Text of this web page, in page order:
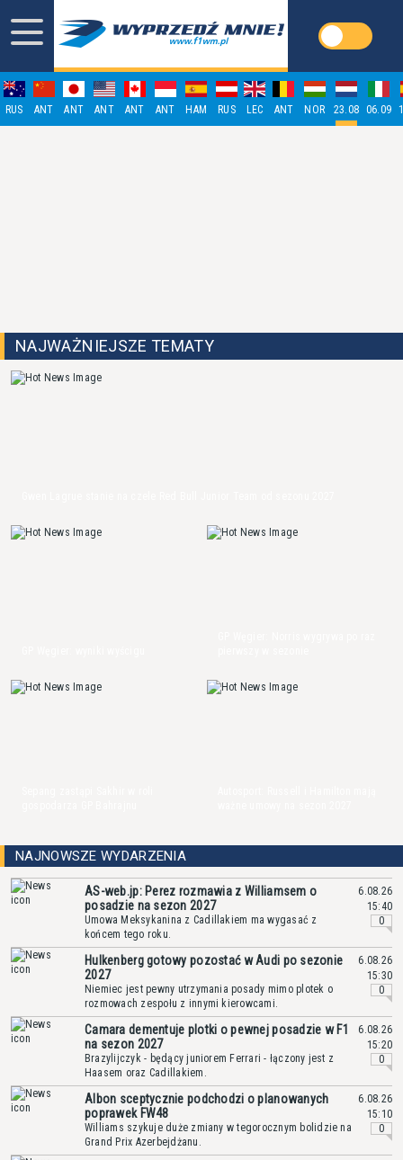
RUS ANT ANT ANT ANT ANT HAM RUS LEC ANT NOR 23.08 06.09
NAJWAŻNIEJSZE TEMATY
NAJNOWSZE WYDARZENIA
AS-web.jp: Perez rozmawia z Williamsem o
posadzie na sezon 2027
Umowa Meksykanina z Cadillakiem ma wygasać z
końcem tego roku.
6.08.26
15:40
0
Hulkenberg gotowy pozostać w Audi po sezonie
2027
Niemiec jest pewny utrzymania posady mimo plotek o
rozmowach zespołu z innymi kierowcami.
6.08.26
15:30
0
Camara dementuje plotki o pewnej posadzie w F1
na sezon 2027
Brazylijczyk - będący juniorem Ferrari - łączony jest z
Haasem oraz Cadillakiem.
6.08.26
15:20
0
Albon sceptycznie podchodzi o planowanych
poprawek FW48
Williams szykuje duże zmiany w tegorocznym bolidzie na
Grand Prix Azerbejdżanu.
6.08.26
15:10
0